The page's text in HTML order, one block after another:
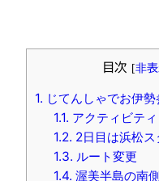
目次 [非
1. じてんしゃでお伊勢
1.1. アクティビティ
1.2. 2日目は浜松ス
1.3. ルート変更
1.4. 渥美半島の南